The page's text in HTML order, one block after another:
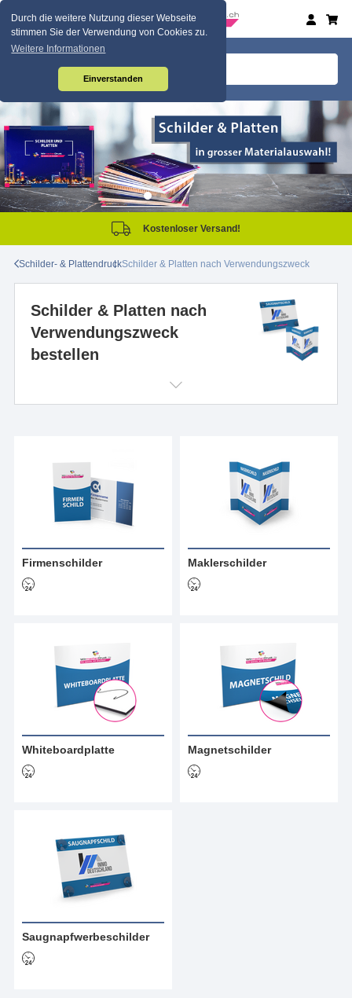
Durch die weitere Nutzung dieser Webseite
stimmen Sie der Verwendung von Cookies zu.
Weitere Informationen
Einverstanden
Kostenloser Versand!
Schilder- & PlattendruckSchilder & Platten nach Verwendungszweck
Schilder & Platten nach
Verwendungszweck
bestellen
Firmenschilder Maklerschilder
Whiteboardplatte Magnetschilder
Saugnapfwerbeschilder